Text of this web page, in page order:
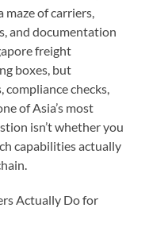
of carriers,
and documentation
freight
boxes, but
checks,
of Asia’s most
isn’t whether you
capabilities actually
Actually Do for